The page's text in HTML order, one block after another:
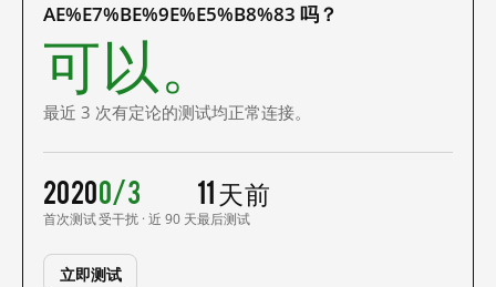
AE%E7%BE%9E%E5%B8%83 吗？
可以。
最近 3 次有定论的测试均正常连接。
2020
首次测试
0/3
受干扰 · 近 90 天
11 天前
最后测试
立即测试